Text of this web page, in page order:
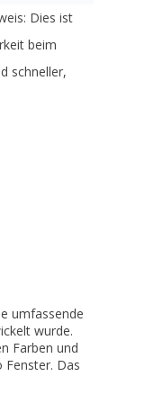
Dies ist
beim
schneller,
umfassende
wurde.
Farben und
Fenster. Das